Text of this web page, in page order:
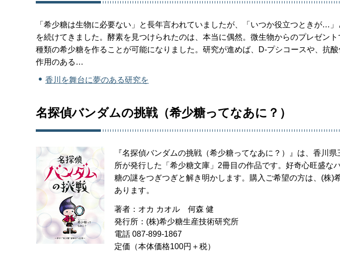
「希少糖は生物に必要ない」と長年言われていましたが、「いつか役立つときが…
を続けてきました。酵素を見つけられたのは、本当に偶然。微生物からのプレゼン
種類の希少糖を作ることが可能になりました。研究が進めば、D-プシコースや、抗
作用のある…
香川を舞台に夢のある研究を
名探偵バンダムの挑戦（希少糖ってなあに？）
『名探偵バンダムの挑戦（希少糖ってなあに？）』は、香川
所が発行した「希少糖文庫」2冊目の作品です。好奇心旺盛な
糖の謎をつぎつぎと解き明かします。購入ご希望の方は、(株)
あります。
著者：オカ カオル 何森 健
発行所：(株)希少糖生産技術研究所
電話 087-899-1867
定価（本体価格100円＋税）